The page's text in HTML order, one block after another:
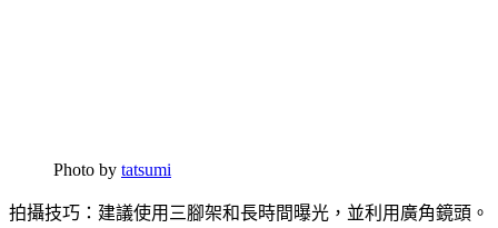
Photo by tatsumi
拍攝技巧：建議使用三腳架和長時間曝光，並利用廣角鏡頭。